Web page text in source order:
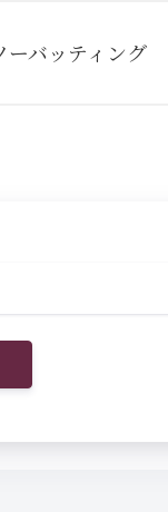
ーバッティング